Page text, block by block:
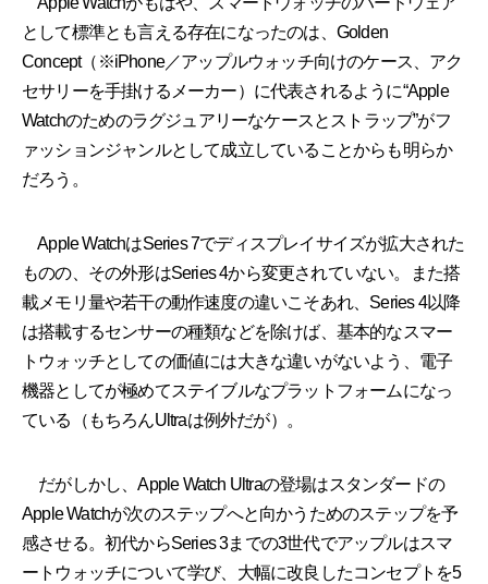
として標準とも言える存在になったのは、Golden
Concept（※iPhone／アップルウォッチ向けのケース、アク
セサリーを手掛けるメーカー）に代表されるように“Apple
Watchのためのラグジュアリーなケースとストラップ”がフ
ァッションジャンルとして成立していることからも明らか
だろう。
Apple WatchはSeries 7でディスプレイサイズが拡大された
ものの、その外形はSeries 4から変更されていない。また搭
載メモリ量や若干の動作速度の違いこそあれ、Series 4以降
は搭載するセンサーの種類などを除けば、基本的なスマー
トウォッチとしての価値には大きな違いがないよう、電子
機器としてが極めてステイブルなプラットフォームになっ
ている（もちろんUltraは例外だが）。
だがしかし、Apple Watch Ultraの登場はスタンダードの
Apple Watchが次のステップへと向かうためのステップを予
感させる。初代からSeries 3までの3世代でアップルはスマ
ートウォッチについて学び、大幅に改良したコンセプトを5